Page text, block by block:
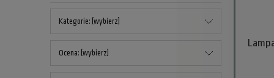
Kategorie: (wybierz)
Ocena: (wybierz)